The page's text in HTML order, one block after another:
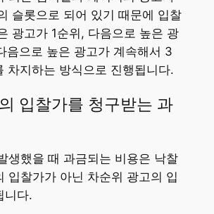
슬롯으로 되어 있기 때문에 입찰
광고가 1순위, 다음으로 높은 광
음으로 높은 광고가 계속해서 3
차지하는 방식으로 진행됩니다.
입찰가를 청구받는 과
생했을 때 과금되는 비용은 낙찰
입찰가가 아닌 차순위 광고의 입
니다.